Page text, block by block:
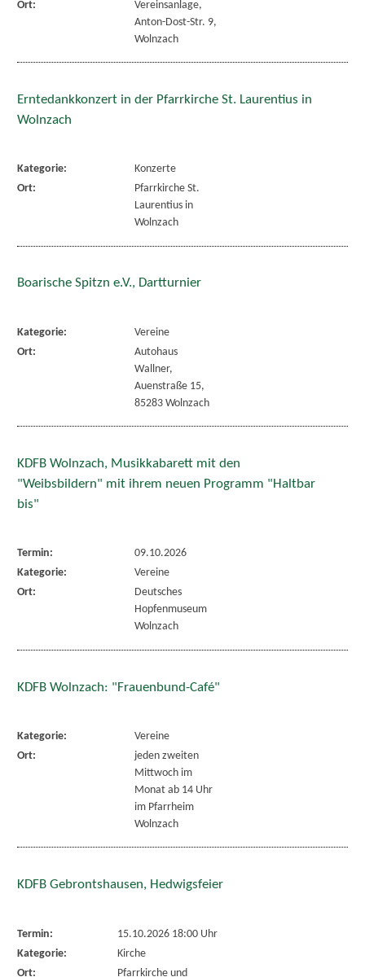
Ort:
Vereinsanlage,
Anton-Dost-Str. 9,
Wolnzach
Erntedankkonzert in der Pfarrkirche St. Laurentius in
Wolnzach
Kategorie:
Konzerte
Ort:
Pfarrkirche St.
Laurentius in
Wolnzach
Boarische Spitzn e.V., Dartturnier
Kategorie:
Vereine
Ort:
Autohaus
Wallner,
Auenstraße 15,
85283 Wolnzach
KDFB Wolnzach, Musikkabarett mit den
"Weibsbildern" mit ihrem neuen Programm "Haltbar
bis"
Termin:
09.10.2026
Kategorie:
Vereine
Ort:
Deutsches
Hopfenmuseum
Wolnzach
KDFB Wolnzach: "Frauenbund-Café"
Kategorie:
Vereine
Ort:
jeden zweiten
Mittwoch im
Monat ab 14 Uhr
im Pfarrheim
Wolnzach
KDFB Gebrontshausen, Hedwigsfeier
Termin:
15.10.2026 18:00 Uhr
Kategorie:
Kirche
Ort:
Pfarrkirche und